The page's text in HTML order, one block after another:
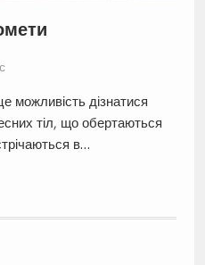
можливість дізнатися
тіл, що обертаються
в…